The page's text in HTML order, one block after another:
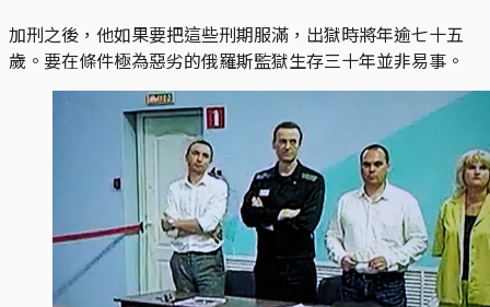
加刑之後，他如果要把這些刑期服滿，出獄時將年逾七十五
歲。要在條件極為惡劣的俄羅斯監獄生存三十年並非易事。